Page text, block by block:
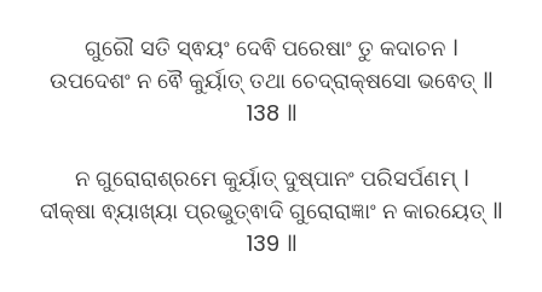
ଗୁରୌ ସତି ସ୍ଵୟଂ ଦେଵି ପରେଷାଂ ତୁ କଦାଚନ ।
ଉପଦେଶଂ ନ ଵୈ କୁର୍ୟାତ୍ ତଥା ଚେଦ୍ରାକ୍ଷସୋ ଭଵେତ୍ ॥
138 ॥
ନ ଗୁରୋରାଶ୍ରମେ କୁର୍ୟାତ୍ ଦୁଷ୍ପାନଂ ପରିସର୍ପଣମ୍ ।
ଦୀକ୍ଷା ଵ୍ୟାଖ୍ୟା ପ୍ରଭୁତ୍ଵାଦି ଗୁରୋରାଜ୍ଞାଂ ନ କାରୟେତ୍ ॥
139 ॥